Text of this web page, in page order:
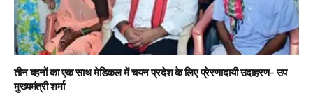
तीन बहनों का एक साथ मेडिकल में चयन प्रदेश के लिए प्रेरणादायी उदाहरण- उप
मुख्यमंत्री शर्मा